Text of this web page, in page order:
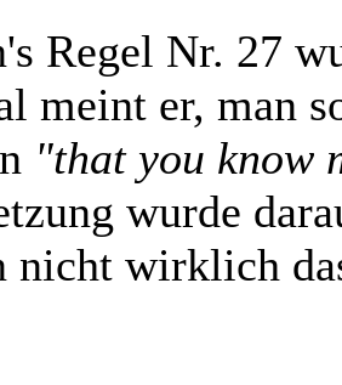
Regel Nr. 27
meint er, man
"that you know
wurde
nicht wirklich